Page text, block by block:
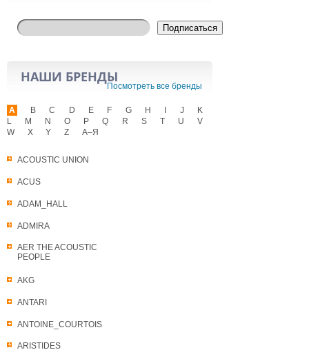
Подписаться
НАШИ БРЕНДЫ
Посмотреть все бренды
A
ACOUSTIC UNION
ACUS
ADAM_HALL
ADMIRA
AER THE ACOUSTIC
PEOPLE
AKG
ANTARI
ANTOINE_COURTOIS
ARISTIDES
B C D E F G H J
K
L
M N O P Q R S T U
V
W
X Y Z А–Я